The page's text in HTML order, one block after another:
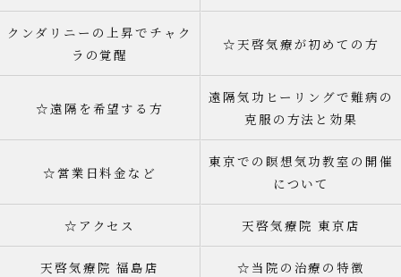
クンダリニーの上昇でチャク
ラの覚醒
☆天啓気療が初めての方
☆遠隔を希望する方
遠隔気功ヒーリングで難病の
克服の方法と効果
☆営業日料金など
東京での瞑想気功教室の開催
について
☆アクセス 天啓気療院 東京店
天啓気療院 福島店 ☆当院の治療の特徴